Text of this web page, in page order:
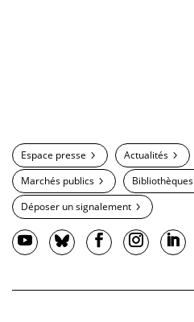
Espace presse Actualités
Marchés publics
Bibliothèques
Déposer un signalement